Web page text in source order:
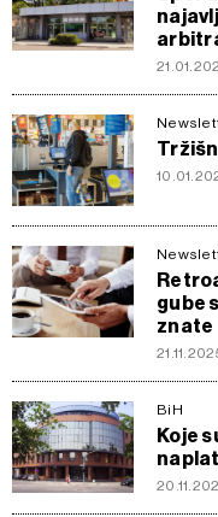
gube
znate
BiH
Koje